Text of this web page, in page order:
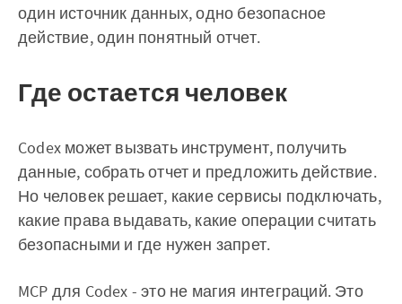
один источник данных, одно безопасное
действие, один понятный отчет.
Где остается человек
Codex может вызвать инструмент, получить
данные, собрать отчет и предложить действие.
Но человек решает, какие сервисы подключать,
какие права выдавать, какие операции считать
безопасными и где нужен запрет.
MCP для Codex - это не магия интеграций. Это